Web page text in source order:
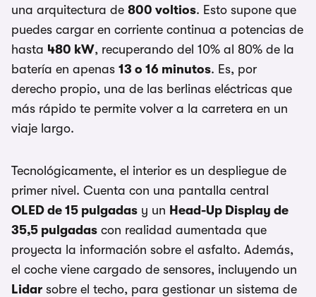
una arquitectura de 800 voltios. Esto supone que
puedes cargar en corriente continua a potencias de
hasta 480 kW, recuperando del 10% al 80% de la
batería en apenas 13 o 16 minutos. Es, por
derecho propio, una de las berlinas eléctricas que
más rápido te permite volver a la carretera en un
viaje largo.
Tecnológicamente, el interior es un despliegue de
primer nivel. Cuenta con una pantalla central
OLED de 15 pulgadas y un Head-Up Display de
35,5 pulgadas con realidad aumentada que
proyecta la información sobre el asfalto. Además,
el coche viene cargado de sensores, incluyendo un
Lidar sobre el techo, para gestionar un sistema de